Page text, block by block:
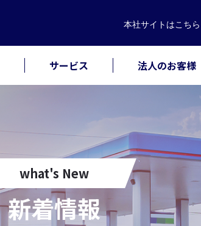
本社サイト はこちら
サービス 法人のお客様
what's New
新着情報